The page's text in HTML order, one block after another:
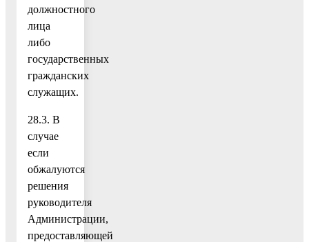
должностного
лица
либо
государственных
гражданских
служащих.
28.3. В
случае
если
обжалуются
решения
руководителя
Администрации,
предоставляющей